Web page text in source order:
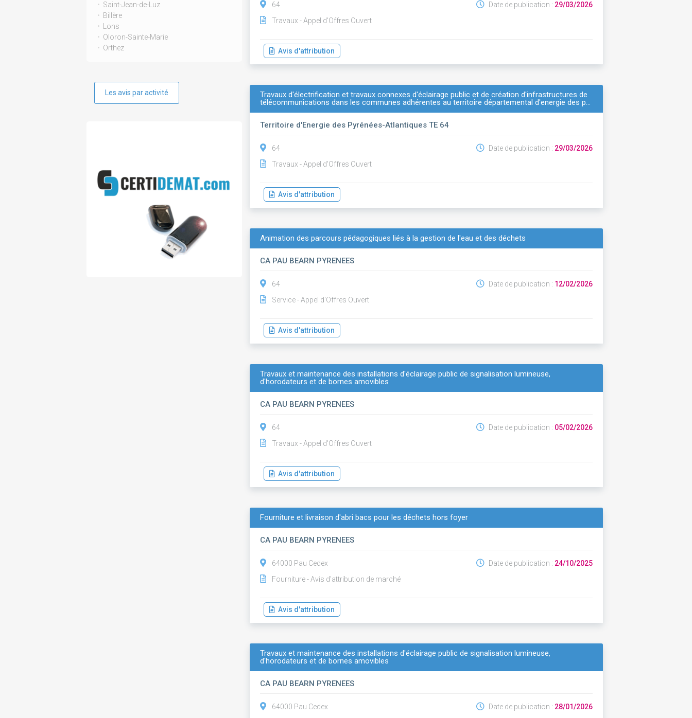
Saint-Jean-de-Luz
Billère
Lons
Oloron-Sainte-Marie
Orthez
Les avis par activité
64
Travaux - Appel d'Offres Ouvert
Date de publication : 29/03/2026
Avis d'attribution
Travaux d'électrification et travaux connexes d'éclairage public et de création d'infrastructures de
télécommunications dans les communes adhérentes au territoire départemental d'energie des p…
Territoire d'Energie des Pyrénées-Atlantiques TE 64
64
Travaux - Appel d'Offres Ouvert
Date de publication : 29/03/2026
Avis d'attribution
Animation des parcours pédagogiques liés à la gestion de l'eau et des déchets
CA PAU BEARN PYRENEES
64
Service - Appel d'Offres Ouvert
Date de publication : 12/02/2026
Avis d'attribution
Travaux et maintenance des installations d'éclairage public de signalisation lumineuse,
d'horodateurs et de bornes amovibles
CA PAU BEARN PYRENEES
64
Travaux - Appel d'Offres Ouvert
Date de publication : 05/02/2026
Avis d'attribution
Fourniture et livraison d'abri bacs pour les déchets hors foyer
CA PAU BEARN PYRENEES
64000 Pau Cedex
Fourniture - Avis d'attribution de marché
Date de publication : 24/10/2025
Avis d'attribution
Travaux et maintenance des installations d'éclairage public de signalisation lumineuse,
d'horodateurs et de bornes amovibles
CA PAU BEARN PYRENEES
64000 Pau Cedex
Date de publication : 28/01/2026